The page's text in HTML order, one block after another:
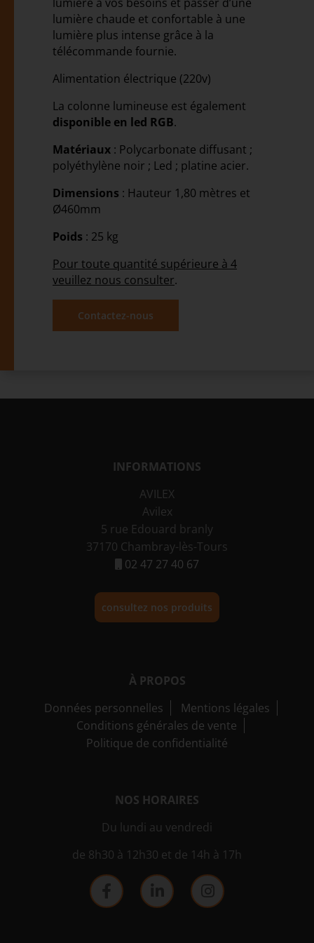
lumière chaude et confortable à une
lumière plus intense grâce à la
télécommande fournie.
Alimentation électrique (220v)
La colonne lumineuse est également
disponible en led RGB.
Matériaux : Polycarbonate diffusant ;
polyéthylène noir ; Led ; platine acier.
Dimensions : Hauteur 1,80 mètres et
Ø460mm
Poids : 25 kg
Pour toute quantité supérieure à 4
veuillez nous consulter.
Contactez-nous
INFORMATIONS
AVILEX
Avilex
5 rue Edouard branly
37170 Chambray-lès-Tours
02 47 27 40 67
consultez nos produits
À PROPOS
Données personnelles
Mentions légales
Conditions générales de vente
Politique de confidentialité
NOS HORAIRES
Du lundi au vendredi
de 8h30 à 12h30 et de 14h à 17h